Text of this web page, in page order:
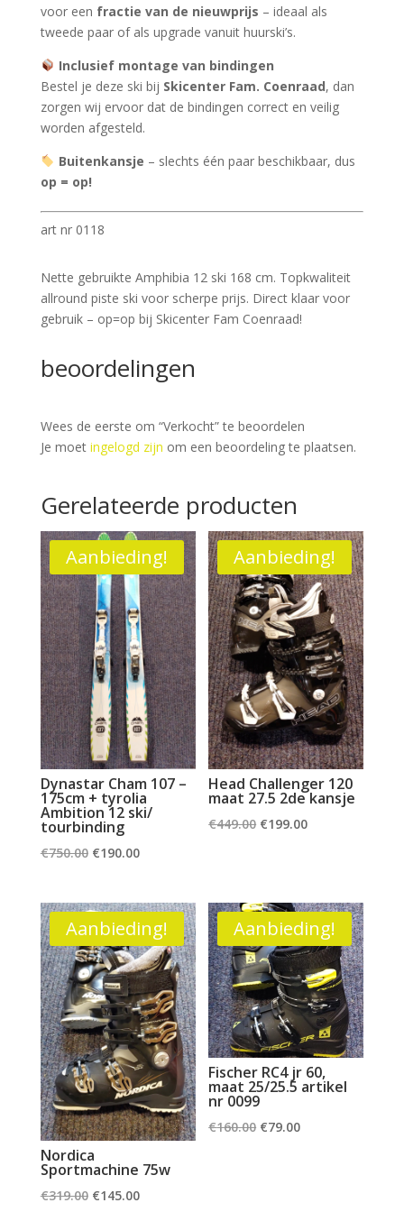
voor een fractie van de nieuwprijs – ideaal als
tweede paar of als upgrade vanuit huurski’s.
Inclusief montage van bindingen
Bestel je deze ski bij Skicenter Fam. Coenraad, dan
zorgen wij ervoor dat de bindingen correct en veilig
worden afgesteld.
Buitenkansje – slechts één paar beschikbaar, dus
op = op!
art nr 0118
Nette gebruikte Amphibia 12 ski 168 cm. Topkwaliteit
allround piste ski voor scherpe prijs. Direct klaar voor
gebruik – op=op bij Skicenter Fam Coenraad!
beoordelingen
Wees de eerste om “Verkocht” te beoordelen
Je moet ingelogd zijn om een beoordeling te plaatsen.
Gerelateerde producten
Aanbieding!
Dynastar Cham 107 –
175cm + tyrolia
Ambition 12 ski/
tourbinding
€750.00 Oorspronkelijke
was:
€750.00.
€190.00Huidige
is:
€190.00.
Aanbieding!
Head Challenger 120
maat 27.5 2de kansje
€449.00 Oorspronkelijke
€199.00Huidige
Aanbieding!
Nordica
Sportmachine 75w
€319.00 Oorspronkelijke
€145.00Huidige
Aanbieding!
Fischer RC4 jr 60,
maat 25/25.5 artikel
nr 0099
€160.00 Oorspronkelijke
€79.00Huidige